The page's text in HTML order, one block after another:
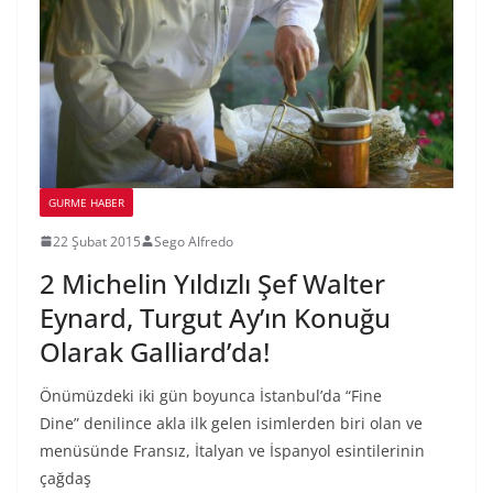
GURME HABER
22 Şubat 2015 Sego Alfredo
2 Michelin Yıldızlı Şef Walter
Eynard, Turgut Ay’ın Konuğu
Olarak Galliard’da!
Önümüzdeki iki gün boyunca İstanbul’da “Fine
Dine” denilince akla ilk gelen isimlerden biri olan ve
menüsünde Fransız, İtalyan ve İspanyol esintilerinin
çağdaş